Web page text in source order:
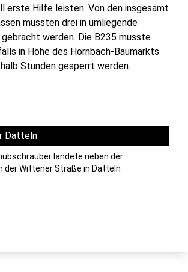
erste Hilfe leisten. Von den insgesamt
mussten drei in umliegende
gebracht werden. Die B235 musste
in Höhe des Hornbach-Baumarkts
Stunden gesperrt werden.
Datteln
landete neben der
der Wittener Straße in Datteln